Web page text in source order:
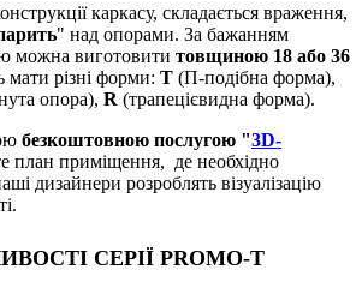
каркасу, складається враження,
" над опорами. За бажанням
можна виготовити товщиною 18 або 36
різні форми: Т (П-подібна форма),
опора), R (трапецієвидна форма).
безкоштовною послугою "3D-
план приміщення, де необхідно
дизайнери розроблять візуалізацію
СЕРІЇ PROMO-T